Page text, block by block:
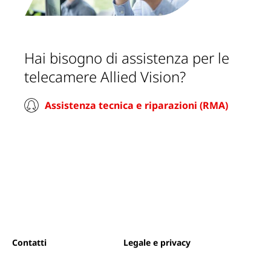
Hai bisogno di assistenza per le
telecamere Allied Vision?
Assistenza tecnica e riparazioni (RMA)
Contatti Legale e privacy